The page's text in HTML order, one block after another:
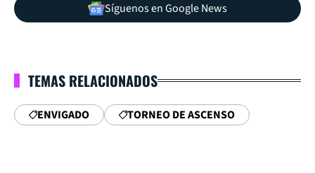
Síguenos en Google News
TEMAS RELACIONADOS
ENVIGADO TORNEO DE ASCENSO